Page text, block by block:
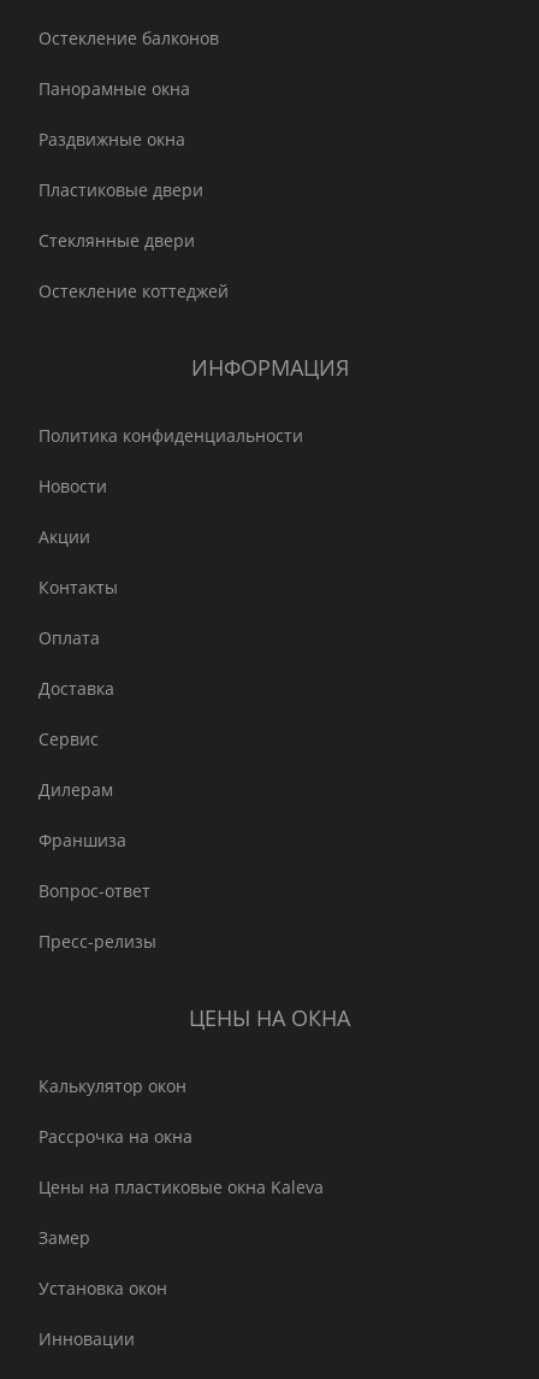
Остекление балконов
Панорамные окна
Раздвижные окна
Пластиковые двери
Стеклянные двери
Остекление коттеджей
ИНФОРМАЦИЯ
Политика конфиденциальности
Новости
Акции
Контакты
Оплата
Доставка
Сервис
Дилерам
Франшиза
Вопрос-ответ
Пресс-релизы
ЦЕНЫ НА ОКНА
Калькулятор окон
Рассрочка на окна
Цены на пластиковые окна Kaleva
Замер
Установка окон
Инновации